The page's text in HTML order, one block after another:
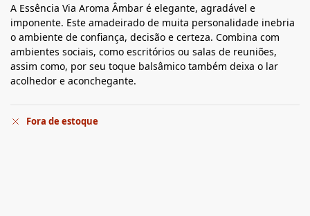
A Essência Via Aroma Âmbar é elegante, agradável e
imponente. Este amadeirado de muita personalidade inebria
o ambiente de confiança, decisão e certeza. Combina com
ambientes sociais, como escritórios ou salas de reuniões,
assim como, por seu toque balsâmico também deixa o lar
acolhedor e aconchegante.
Fora de estoque